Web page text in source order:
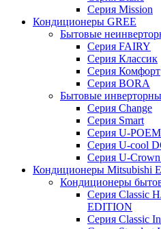
Серия Mission
Кондиционеры GREE
Бытовые
Серия FAIRY
Серия Классик
Серия Комфорт
Серия BORA
Бытовые
Серия Change
Серия Smart
Серия U-
Серия U-cool
Серия U-
Кондиционеры Mitsubishi
Кондиционеры
Серия Classic
EDITION
Серия Classic